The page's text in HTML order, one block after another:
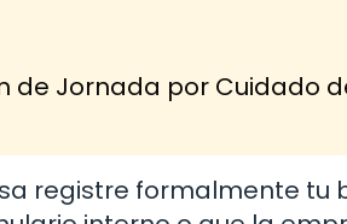
de Jornada por Cuidado
registre formalmente tu